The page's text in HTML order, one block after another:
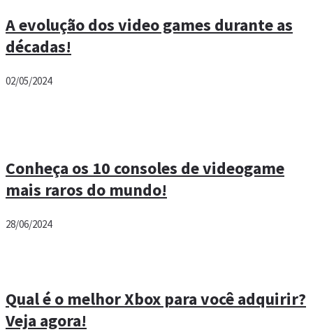
A evolução dos video games durante as
décadas!
02/05/2024
Conheça os 10 consoles de videogame
mais raros do mundo!
28/06/2024
Qual é o melhor Xbox para você adquirir?
Veja agora!